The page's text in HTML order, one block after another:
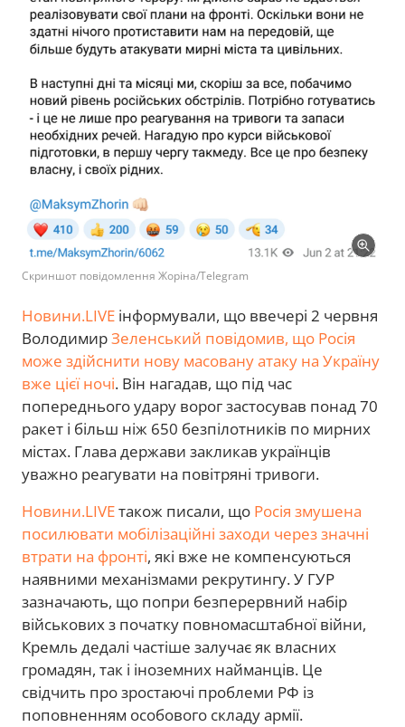
Скриншот повідомлення Жоріна/Telegram
Новини.LIVE інформували, що ввечері 2 червня
ВолодимирЗеленський повідомив, що Росія
може здійснити нову масовану атаку на Україну
вже цієї ночі. Він нагадав, що під час
попереднього удару ворог застосував понад 70
ракет і більш ніж 650 безпілотників по мирних
містах. Глава держави закликав українців
уважно реагувати на повітряні тривоги.
Новини.LIVEтакож писали, що Росія змушена
посилювати мобілізаційні заходи через значні
втрати на фронті, які вже не компенсуються
наявними механізмами рекрутингу. У ГУР
зазначають, що попри безперервний набір
військових з початку повномасштабної війни,
Кремль дедалі частіше залучає як власних
громадян, так і іноземних найманців. Це
свідчить про зростаючі проблеми РФ із
поповненням особового складу армії.